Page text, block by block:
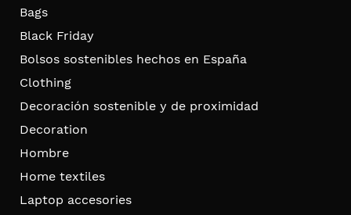
Bags
Black Friday
Bolsos sostenibles hechos en España
Clothing
Decoración sostenible y de proximidad
Decoration
Hombre
Home textiles
Laptop accesories